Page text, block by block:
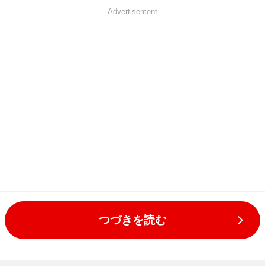
Advertisement
つづきを読む